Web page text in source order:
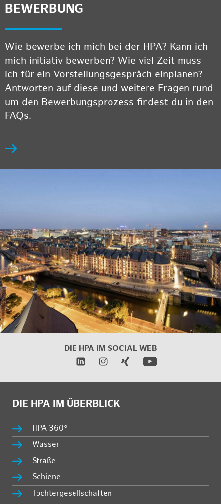
BEWERBUNG
Wie bewerbe ich mich bei der HPA? Kann ich
mich initiativ bewerben? Wie viel Zeit muss
ich für ein Vorstellungsgespräch einplanen?
Antworten auf diese und weitere Fragen rund
um den Bewerbungsprozess findest du in den
FAQs.
DIE HPA IM SOCIAL WEB
DIE HPA IM ÜBERBLICK
HPA 360°
Wasser
Straße
Schiene
Tochtergesellschaften